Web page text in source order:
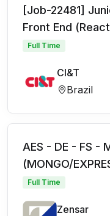
[Job-22481]
Front End
Full Time
CI&T
Brazil
AES - DE - FS -
(MONGO/
Full Time
Zensar